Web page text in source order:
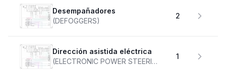
desempañadores
(DEFOGGERS)
2
Dirección asistida eléctrica
(ELECTRONIC POWER STEERING)
1